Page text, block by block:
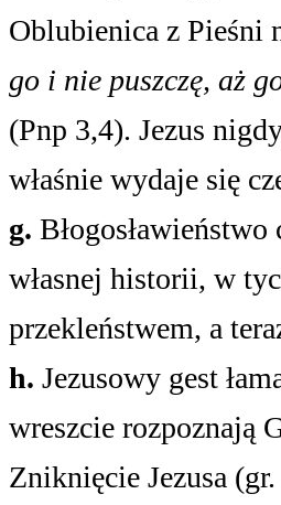
Oblubienica z Pieśni
go i nie puszczę, aż
(Pnp 3,4). Jezus
właśnie wydaje się
g.
własnej historii, w
przekleństwem, a
h. Jezusowy gest
wreszcie rozpoznają
Zniknięcie Jezusa (gr.